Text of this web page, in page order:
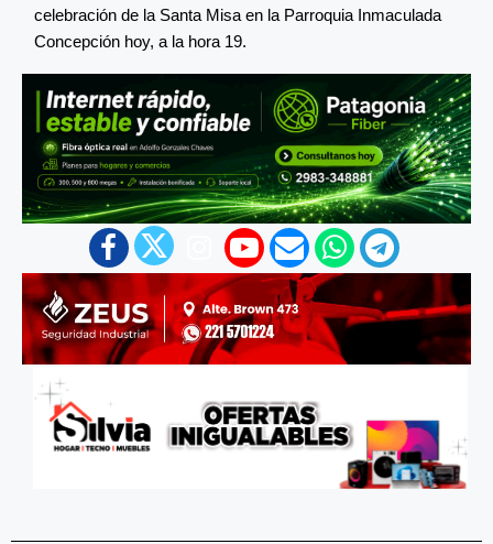
celebración de la Santa Misa en la Parroquia Inmaculada
Concepción hoy, a la hora 19.